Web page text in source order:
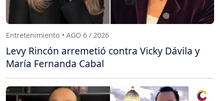
Entretenimiento • AGO 6 / 2026
Levy Rincón arremetió contra Vicky Dávila y
María Fernanda Cabal